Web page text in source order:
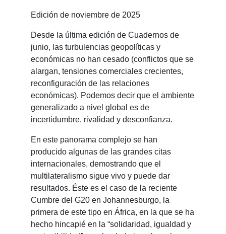
Edición de noviembre de 2025
Desde la última edición de Cuadernos de
junio, las turbulencias geopolíticas y
económicas no han cesado (conflictos que se
alargan, tensiones comerciales crecientes,
reconfiguración de las relaciones
económicas). Podemos decir que el ambiente
generalizado a nivel global es de
incertidumbre, rivalidad y desconfianza.
En este panorama complejo se han
producido algunas de las grandes citas
internacionales, demostrando que el
multilateralismo sigue vivo y puede dar
resultados. Éste es el caso de la reciente
Cumbre del G20 en Johannesburgo, la
primera de este tipo en África, en la que se ha
hecho hincapié en la “solidaridad, igualdad y